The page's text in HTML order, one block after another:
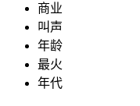
商业
叫声
年龄
最火
年代